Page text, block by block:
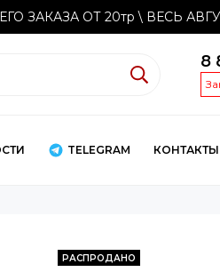
ЗАКАЗА ОТ 20тр \ ВЕСЬ
8
TELEGRAM КОНТАКТЫ
РАСПРОДАНО